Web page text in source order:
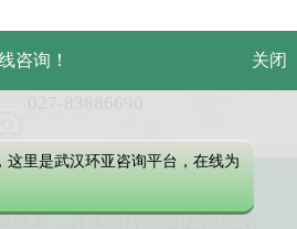
武汉市硚口区解放大道479号
免费电话：
武汉环亚中医白癜风医院
参考，具体诊疗请遵医师意见
咨询！ 关闭
这里是武汉环亚咨询平台，在线为